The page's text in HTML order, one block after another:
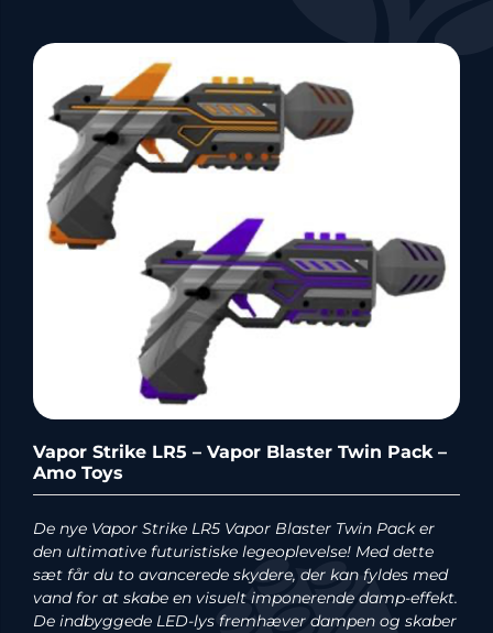
Vapor Strike LR5 – Vapor Blaster Twin Pack –
Amo Toys
De nye Vapor Strike LR5 Vapor Blaster Twin Pack er
den ultimative futuristiske legeoplevelse! Med dette
sæt får du to avancerede skydere, der kan fyldes med
vand for at skabe en visuelt imponerende damp-effekt.
De indbyggede LED-lys fremhæver dampen og skaber